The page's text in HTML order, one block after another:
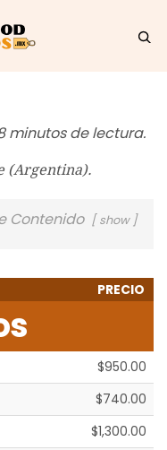
minutos de lectura.
(Argentina).
Contenido show
PRECIO
$950.00
$740.00
$1,300.00